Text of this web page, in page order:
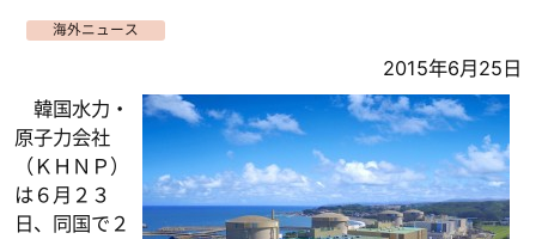
海外ニュース
2015年6月25日
韓国水力・
原子力会社
（ＫＨＮＰ）
は６月２３
日、同国で２